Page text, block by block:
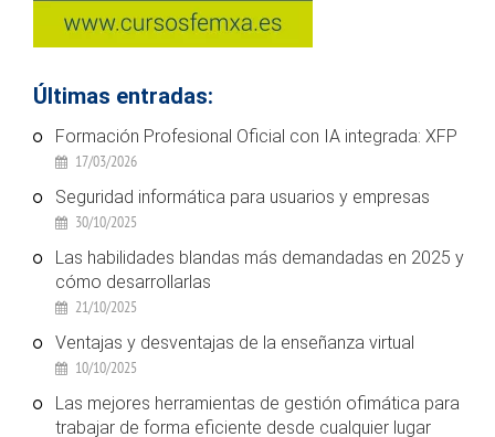
Últimas entradas:
Formación Profesional Oficial con IA integrada: XFP
17/03/2026
Seguridad informática para usuarios y empresas
30/10/2025
Las habilidades blandas más demandadas en 2025 y
cómo desarrollarlas
21/10/2025
Ventajas y desventajas de la enseñanza virtual
10/10/2025
Las mejores herramientas de gestión ofimática para
trabajar de forma eficiente desde cualquier lugar